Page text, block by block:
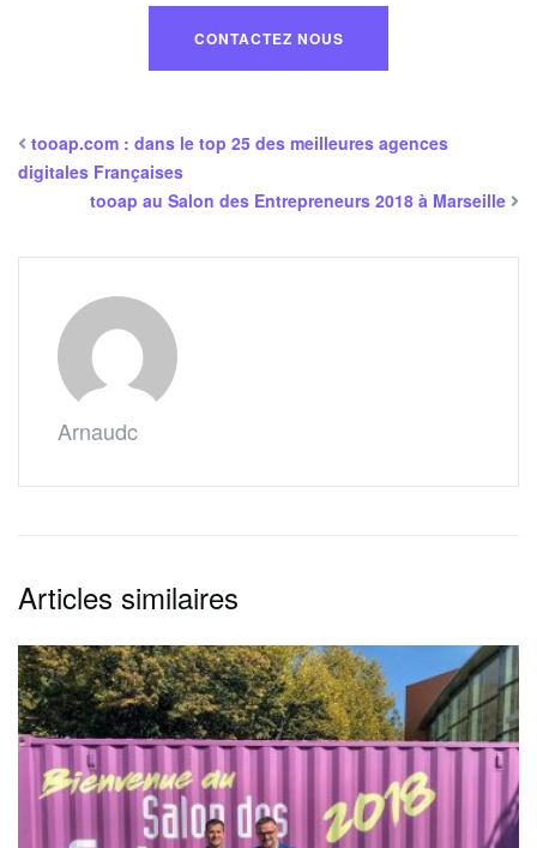
CONTACTEZ NOUS
tooap.com : dans le top 25 des meilleures agences
digitales Françaises
tooap au Salon des Entrepreneurs 2018 à Marseille
Arnaudc
Articles similaires